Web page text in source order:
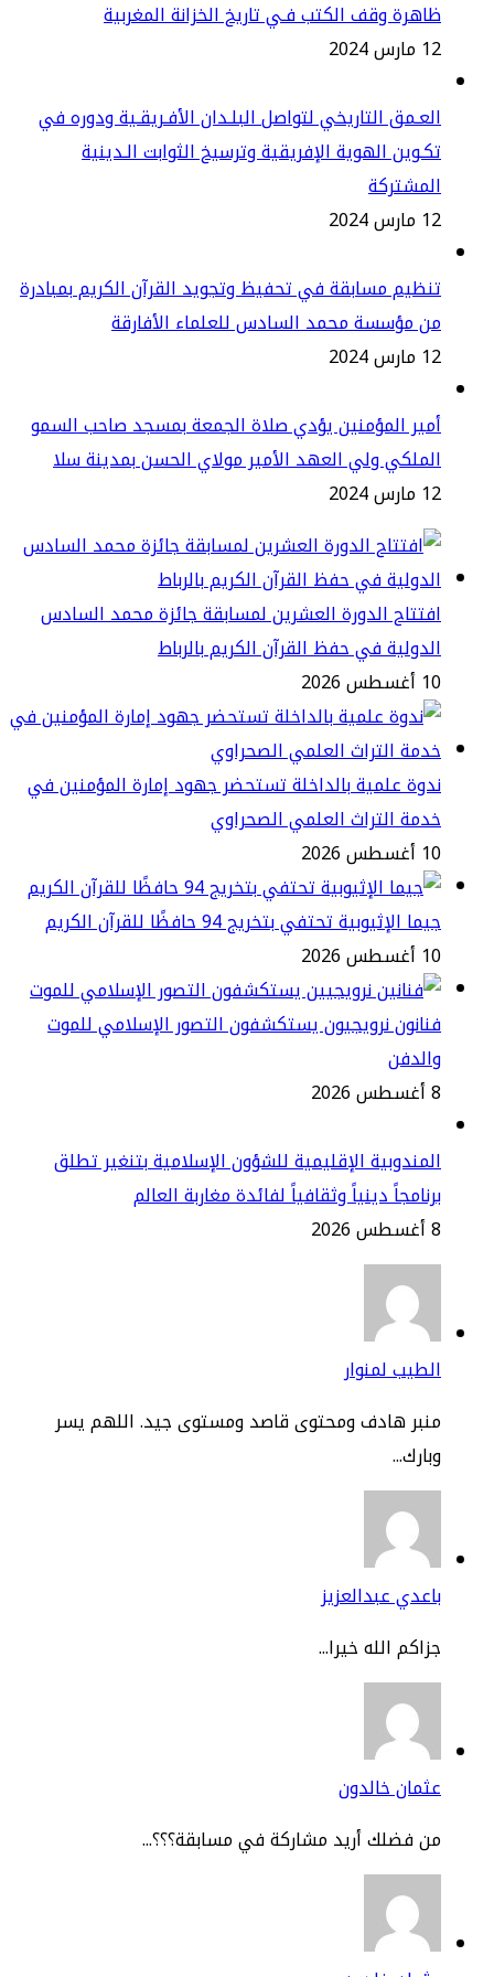
وقف الكتب فـي تاريخ الخزانة المغربية
التاريخي لتواصل البلـدان الأفـريقـية ودوره في
الهوية الإفريقية وترسيخ الثوابت الـدينية
مسابقة في تحفيظ وتجويد القرآن الكريم بمبادرة
مؤسسة محمد السادس للعلماء الأفارقة
المؤمنين يؤدي صلاة الجمعة بمسجد صاحب السمو
ولي العهد الأمير مولاي الحسن بمدينة سلا
الدورة العشرين لمسابقة جائزة محمد السادس
في حفظ القرآن الكريم بالرباط
علمية بالداخلة تستحضر جهود إمارة المؤمنين في
التراث العلمي الصحراوي
الإثيوبية تحتفي بتخريج 94 حافظًا للقرآن الكريم
نرويجيون يستكشفون التصور الإسلامي للموت
الإقليمية للشؤون الإسلامية بتنغير تطلق
دينياً وثقافياً لفائدة مغاربة العالم
لمنوار
هادف ومحتوى قاصد ومستوى جيد. اللهم يسر
عبدالعزيز
الله خيرا...
خالدون
فضلك أريد مشاركة في مسابقة؟؟؟...